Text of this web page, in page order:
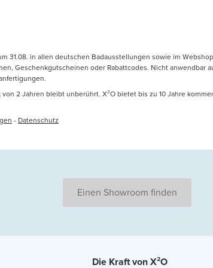
31.08. in allen deutschen Badausstellungen sowie im
Geschenkgutscheinen oder Rabattcodes. Nicht anwendbar
2 Jahren bleibt unberührt. X²O bietet bis zu 10 Jahre
- Datenschutz
Einen Showroom finden
Die Kraft von X²O